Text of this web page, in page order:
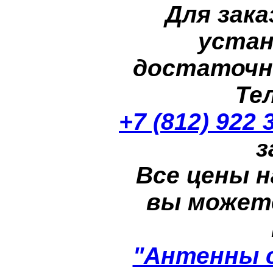
Для
+7 (812) 922
Все цены
вы
"Антенны